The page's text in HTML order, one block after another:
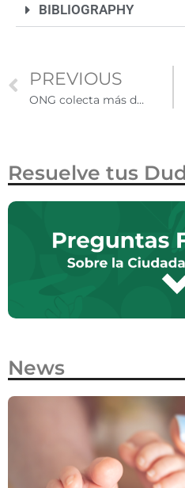
BIBLIOGRAPHY
PREVIOUS
ONG colecta más de 2 mdd para estudiantes universitarios indocumentados
Resuelve tus
News